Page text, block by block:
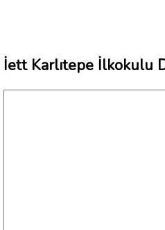
İett Karlıtepe İlkokulu